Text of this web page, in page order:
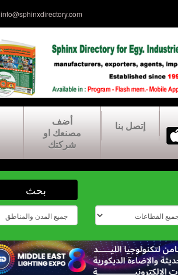
info@sphinxdirectory.com
إتصل بنا
أضف
مصنعك او
شركتك